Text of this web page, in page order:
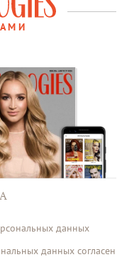
данных
данных согласен